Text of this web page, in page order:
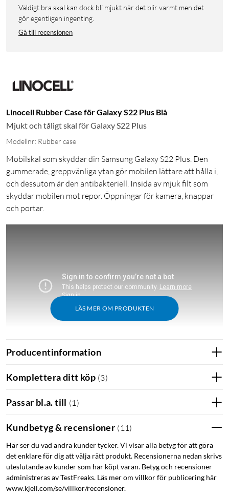
Väldigt bra skal kan dock bli mjukt när det blir varmt men det
gör egentligen ingenting.
Gå till recensionen
Linocell Rubber Case för Galaxy S22 Plus Blå
Mjukt och tåligt skal för Galaxy S22 Plus
Modellnr: Rubber case
Mobilskal som skyddar din Samsung Galaxy S22 Plus. Den
gummerade, greppvänliga ytan gör mobilen lättare att hålla i,
och dessutom är den antibakteriell. Insida av mjuk filt som
skyddar mobilen mot repor. Öppningar för kamera, knappar
och portar.
LÄS MER OM PRODUKTEN
Producentinformation
Komplettera ditt köp (3)
Passar bl.a. till (1 )
Kundbetyg & recensioner ( 11 )
Här ser du vad andra kunder tycker. Vi visar alla betyg för att göra
det enklare för dig att välja rätt produkt. Recensionerna nedan skrivs
uteslutande av kunder som har köpt varan. Betyg och recensioner
administreras av TestFreaks. Läs mer om villkor för publicering här
www.kjell.com/se/villkor/recensioner.